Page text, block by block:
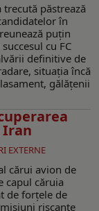
păstrează
în
puțin
cu FC
definitive de
situația încă
gălățenii
EXTERNE
cărui avion de
capul căruia
de forțele de
riscante